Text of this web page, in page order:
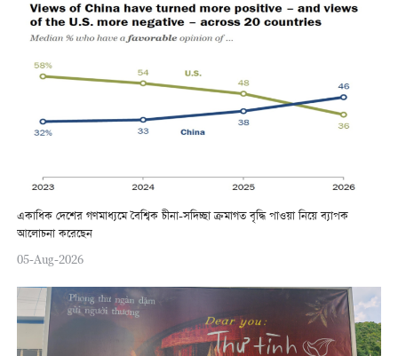
একাধিক দেশের গণমাধ্যমে বৈশ্বিক চীনা-সদিচ্ছা ক্রমাগত বৃদ্ধি পাওয়া নিয়ে ব্যাপক
আলোচনা করেছেন
05-Aug-2026